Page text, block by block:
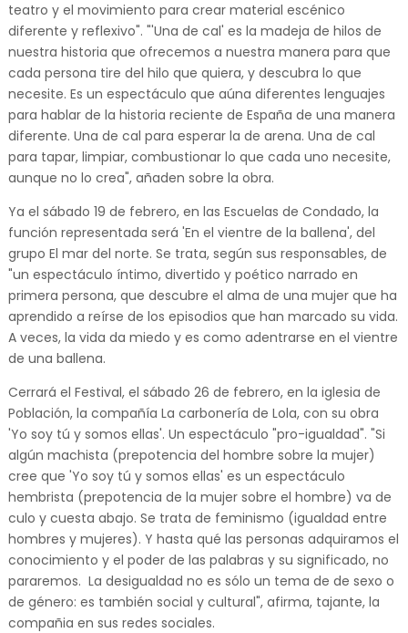
teatro y el movimiento para crear material escénico
diferente y reflexivo". "'Una de cal' es la madeja de hilos de
nuestra historia que ofrecemos a nuestra manera para que
cada persona tire del hilo que quiera, y descubra lo que
necesite. Es un espectáculo que aúna diferentes lenguajes
para hablar de la historia reciente de España de una manera
diferente. Una de cal para esperar la de arena. Una de cal
para tapar, limpiar, combustionar lo que cada uno necesite,
aunque no lo crea", añaden sobre la obra.
Ya el sábado 19 de febrero, en las Escuelas de Condado, la
función representada será 'En el vientre de la ballena', del
grupo El mar del norte. Se trata, según sus responsables, de
"un espectáculo íntimo, divertido y poético narrado en
primera persona, que descubre el alma de una mujer que ha
aprendido a reírse de los episodios que han marcado su vida.
A veces, la vida da miedo y es como adentrarse en el vientre
de una ballena.
Cerrará el Festival, el sábado 26 de febrero, en la iglesia de
Población, la compañía La carbonería de Lola, con su obra
'Yo soy tú y somos ellas'. Un espectáculo "pro-igualdad". "Si
algún machista (prepotencia del hombre sobre la mujer)
cree que 'Yo soy tú y somos ellas' es un espectáculo
hembrista (prepotencia de la mujer sobre el hombre) va de
culo y cuesta abajo. Se trata de feminismo (igualdad entre
hombres y mujeres). Y hasta qué las personas adquiramos el
conocimiento y el poder de las palabras y su significado, no
pararemos. La desigualdad no es sólo un tema de de sexo o
de género: es también social y cultural", afirma, tajante, la
compañia en sus redes sociales.